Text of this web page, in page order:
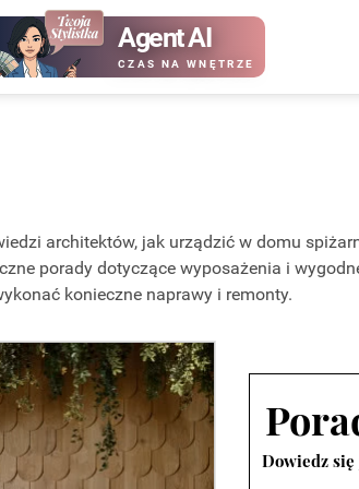
Agent AI
CZAS NA WNĘTRZE
architektów, jak urządzić w domu
porady dotyczące wyposażenia i
konieczne naprawy i remonty.
Dowiedz